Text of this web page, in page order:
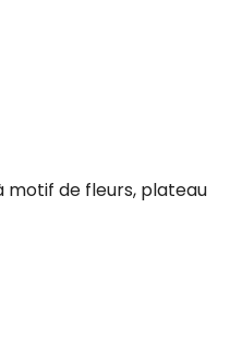
motif de fleurs, plateau